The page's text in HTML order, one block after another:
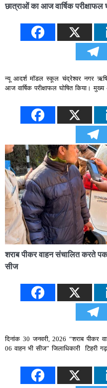
छात्राओं का आज वार्षिक परीक्षाफल
न्यू आदर्श मॉडल स्कूल चंद्रेश्वर नगर
आज वार्षिक परीक्षाफल घोषित किया।
शराब पीकर वाहन संचालित करते
सीज
दिनांक 30 जनवरी, 2026 “शराब पीकर
06 वाहन भी सीज” जिलाधिकारी टिहरी